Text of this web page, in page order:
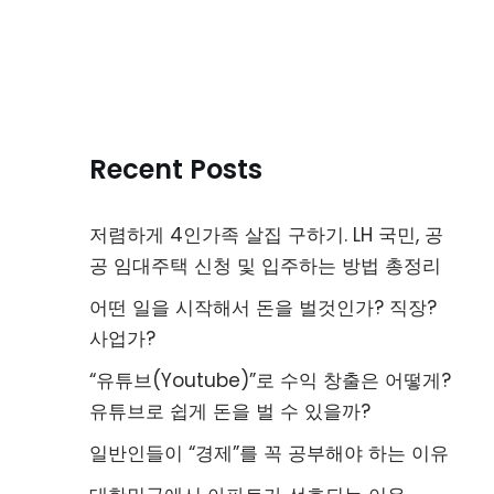
Recent Posts
저렴하게 4인가족 살집 구하기. LH 국민, 공
공 임대주택 신청 및 입주하는 방법 총정리
어떤 일을 시작해서 돈을 벌것인가? 직장?
사업가?
“유튜브(Youtube)”로 수익 창출은 어떻게?
유튜브로 쉽게 돈을 벌 수 있을까?
일반인들이 “경제”를 꼭 공부해야 하는 이유